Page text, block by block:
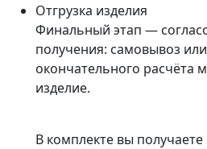
Отгрузка изделия
Финальный этап —
получения: самовывоз
окончательного расчёта
изделие.
В комплекте вы